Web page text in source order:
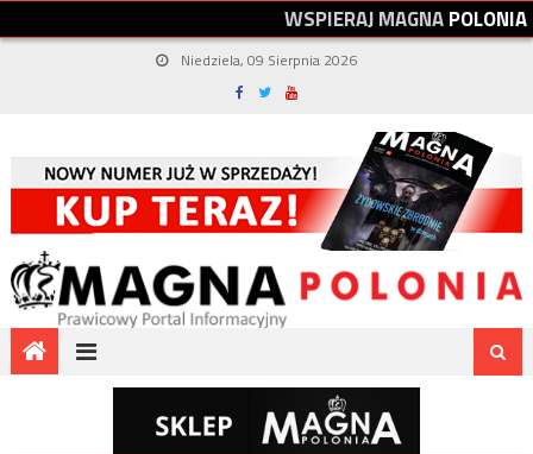
WSPIERAJMAGNAPOLONIA
Niedziela, 09 Sierpnia 2026